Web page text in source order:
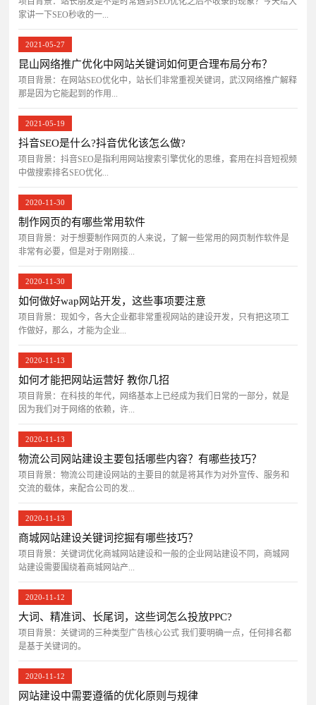
家讲一下SEO秒收的一...
2021-05-27
昆山网络推广优化中网站关键词如何更合理布局分布？
项目背景：在网站SEO优化中，站长们非常重视关键词，武汉网络推广解释
那是因为它能起到的作用...
2021-05-19
抖音SEO是什么?抖音优化该怎么做?
项目背景：抖音SEO是指利用网站搜索引擎优化的思维，套用在抖音短视频
中做搜索排名SEO优化...
2020-11-30
制作网页的有哪些常用软件
项目背景：对于想要制作网页的人来说，了解一些常用的网页制作软件是
非常有必要，但是对于刚刚接...
2020-11-30
如何做好wap网站开发，这些事项要注意
项目背景：​现如今，各大企业都非常重视网站的建设开发，只有把这项工
作做好，那么，才能为企业...
2020-11-13
如何才能把网站运营好 教你几招
项目背景：在科技的年代，网络基本上已经成为我们日常的一部分，就是
因为我们对于网络的依赖，许...
2020-11-13
物流公司网站建设主要包括哪些内容？有哪些技巧？
项目背景：物流公司建设网站的主要目的就是将其作为对外宣传、服务和
交流的载体，来配合公司的发...
2020-11-13
商城网站建设关键词挖掘有哪些技巧？
项目背景：关键词优化商城网站建设和一般的企业网站建设不同，商城网
站建设需要围绕着商城网站产...
2020-11-12
大词、精准词、长尾词，这些词怎么投放PPC?
项目背景：关键词的三种类型广告核心公式 我们要明确一点，任何排名都
是基于关键词的。
2020-11-12
网站建设中需要遵循的优化原则与规律